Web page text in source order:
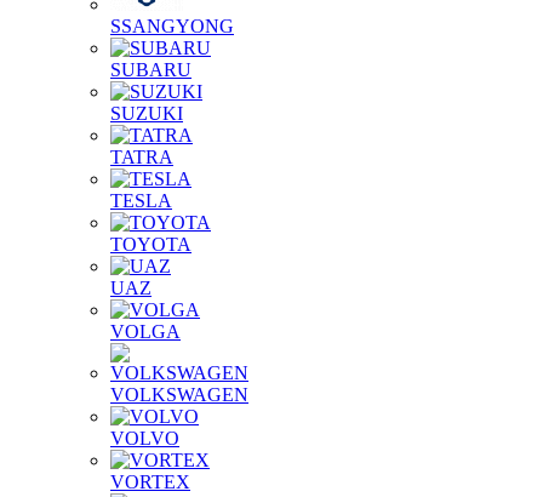
SSANGYONG
SUBARU
SUZUKI
TATRA
TESLA
TOYOTA
UAZ
VOLGA
VOLKSWAGEN
VOLVO
VORTEX